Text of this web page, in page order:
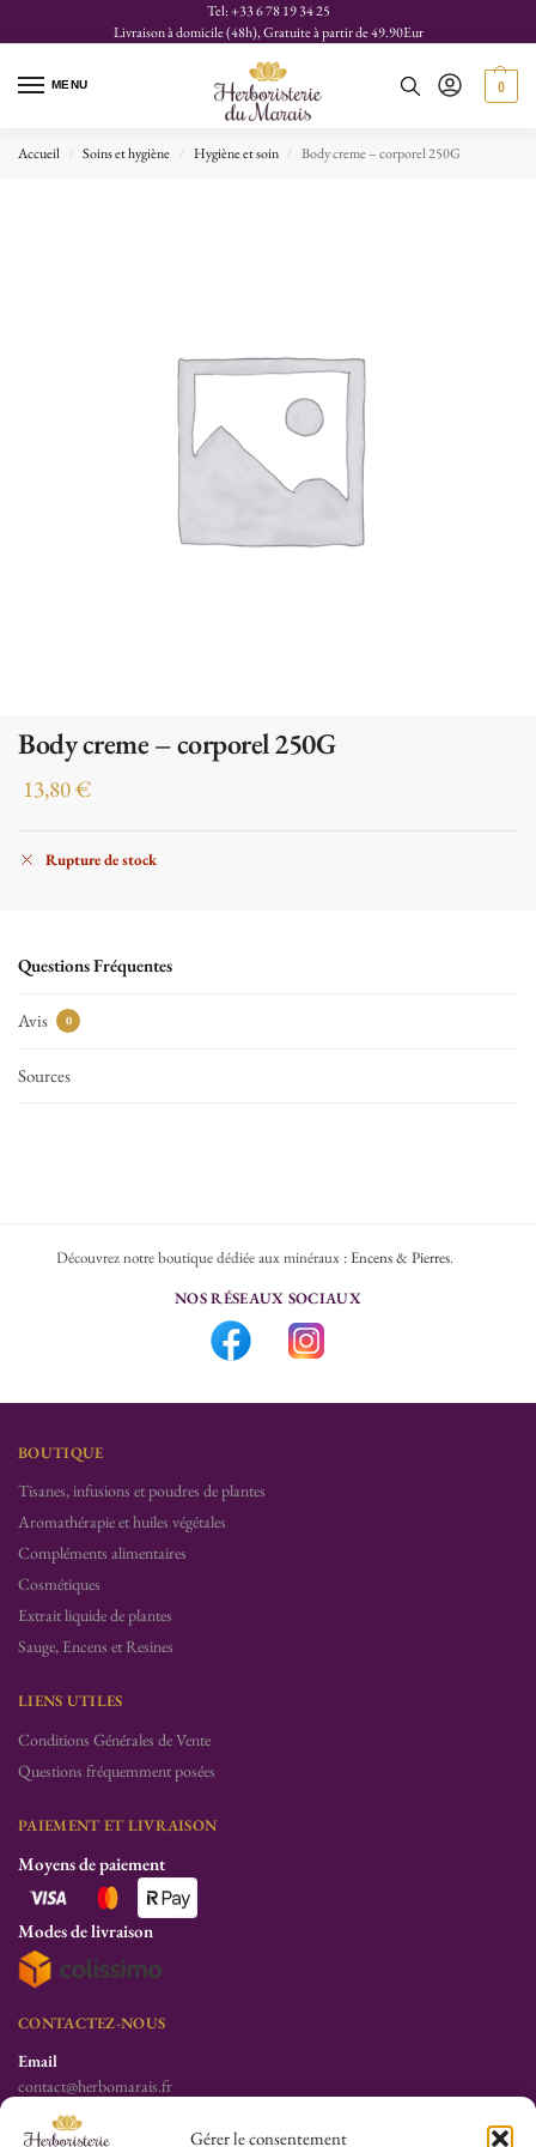
Gérer le consentement
Tel: +33 6 78 19 34 25
Livraison à domicile (48h), Gratuite à partir de 49.90Eur
MENU 0
Accueil / Soins et hygiène / Hygiène et soin / Body creme – corporel 250G
Body creme – corporel 250G
13,80€
Rupture de stock
Questions Fréquentes
Avis 0
Sources
Découvrez notre boutique dédiée aux minéraux :Encens & Pierres.
NOS RÉSEAUX SOCIAUX
BOUTIQUE
Tisanes, infusions et poudres de plantes
Aromathérapie et huiles végétales
Compléments alimentaires
Cosmétiques
Extrait liquide de plantes
Sauge, Encens et Resines
LIENS UTILES
Conditions Générales de Vente
Questions fréquemment posées
PAIEMENT ET LIVRAISON
Moyens de paiement
Modes de livraison
CONTACTEZ-NOUS
Email
contact@herbomarais.fr
Téléphone